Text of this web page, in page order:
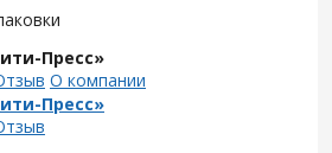
Пресс»
О компании
Пресс»